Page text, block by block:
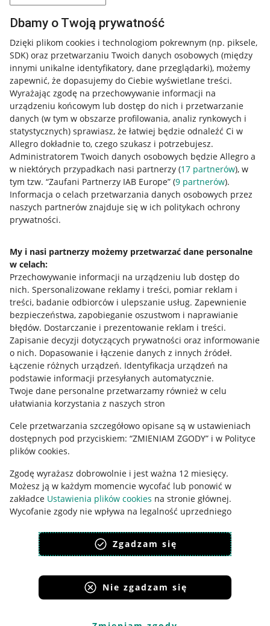
Dbamy o Twoją prywatność
Dzięki plikom cookies i technologiom pokrewnym (np. piksele,
SDK) oraz przetwarzaniu Twoich danych osobowych (między
innymi unikalne identyfikatory, dane przeglądarki), możemy
zapewnić, że dopasujemy do Ciebie wyświetlane treści.
Wyrażając zgodę na przechowywanie informacji na
urządzeniu końcowym lub dostęp do nich i przetwarzanie
danych (w tym w obszarze profilowania, analiz rynkowych i
statystycznych) sprawiasz, że łatwiej będzie odnaleźć Ci w
Allegro dokładnie to, czego szukasz i potrzebujesz.
Administratorem Twoich danych osobowych będzie Allegro a
w niektórych przypadkach nasi partnerzy (17 partnerów), w
tym tzw. “Zaufani Partnerzy IAB Europe” (9 partnerów).
Informacja o celach przetwarzania danych osobowych przez
naszych partnerów znajduje się w ich politykach ochrony
prywatności.
My i nasi partnerzy możemy przetwarzać dane personalne
w celach:
Przechowywanie informacji na urządzeniu lub dostęp do
nich. Spersonalizowane reklamy i treści, pomiar reklam i
treści, badanie odbiorców i ulepszanie usług. Zapewnienie
bezpieczeństwa, zapobieganie oszustwom i naprawianie
błędów. Dostarczanie i prezentowanie reklam i treści.
Zapisanie decyzji dotyczących prywatności oraz informowanie
o nich. Dopasowanie i łączenie danych z innych źródeł.
Łączenie różnych urządzeń. Identyfikacja urządzeń na
podstawie informacji przesyłanych automatycznie.
Twoje dane personalne przetwarzamy również w celu
ułatwiania korzystania z naszych stron
Cele przetwarzania szczegółowo opisane są w ustawieniach
dostępnych pod przyciskiem: “ZMIENIAM ZGODY” i w Polityce
plików cookies.
Zgodę wyrażasz dobrowolnie i jest ważna 12 miesięcy.
Możesz ją w każdym momencie wycofać lub ponowić w
zakładce Ustawienia plików cookies na stronie głównej.
Wycofanie zgody nie wpływa na legalność uprzedniego
polityka plików cookies
polityka ochrony prywatności
Zgadzam się
Nie zgadzam się
Przydatne informacje
Jak to działa
Napisz do nas
Allegro Gadane dla kupujących
Mapa miejscowości
Informacje prawne
Regulamin
Polityka plików "cookies"
Ustawienia plików "cookies"
Udostępnianie lokalizacji
Pobierz aplikację
Korzystanie z serwisu oznacza akceptacjęregulaminu